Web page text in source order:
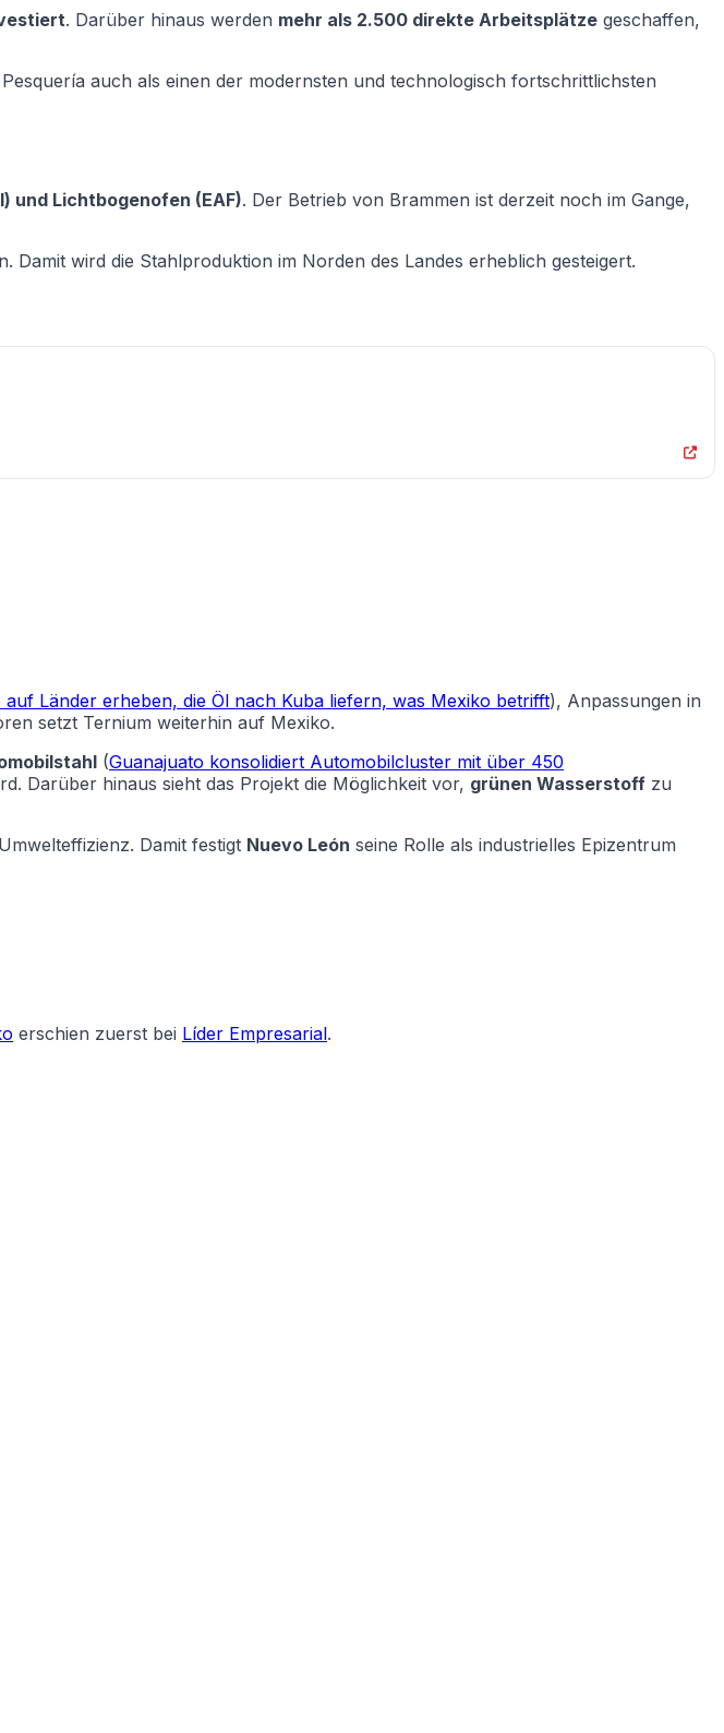
. Darüber hinaus werden mehr als 2.500 direkte Arbeitsplätze geschaffen,
auch als einen der modernsten und technologisch fortschrittlichsten
und Lichtbogenofen (EAF). Der Betrieb von Brammen ist derzeit noch im Gange,
Damit wird die Stahlproduktion im Norden des Landes erheblich gesteigert.
Länder erheben, die Öl nach Kuba liefern, was Mexiko betrifft), Anpassungen in
setzt Ternium weiterhin auf Mexiko.
(Guanajuato konsolidiert Automobilcluster mit über 450
Darüber hinaus sieht das Projekt die Möglichkeit vor, grünen Wasserstoff zu
Damit festigt Nuevo León seine Rolle als industrielles Epizentrum
erschien zuerst bei Líder Empresarial.